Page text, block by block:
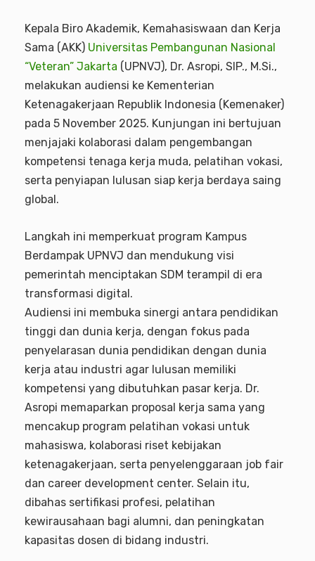
Kepala Biro Akademik, Kemahasiswaan dan Kerja
Sama (AKK) Universitas Pembangunan Nasional
“Veteran” Jakarta (UPNVJ), Dr. Asropi, SIP., M.Si.,
melakukan audiensi ke Kementerian
Ketenagakerjaan Republik Indonesia (Kemenaker)
pada 5 November 2025. Kunjungan ini bertujuan
menjajaki kolaborasi dalam pengembangan
kompetensi tenaga kerja muda, pelatihan vokasi,
serta penyiapan lulusan siap kerja berdaya saing
global.
Langkah ini memperkuat program Kampus
Berdampak UPNVJ dan mendukung visi
pemerintah menciptakan SDM terampil di era
transformasi digital.
Audiensi ini membuka sinergi antara pendidikan
tinggi dan dunia kerja, dengan fokus pada
penyelarasan dunia pendidikan dengan dunia
kerja atau industri agar lulusan memiliki
kompetensi yang dibutuhkan pasar kerja. Dr.
Asropi memaparkan proposal kerja sama yang
mencakup program pelatihan vokasi untuk
mahasiswa, kolaborasi riset kebijakan
ketenagakerjaan, serta penyelenggaraan job fair
dan career development center. Selain itu,
dibahas sertifikasi profesi, pelatihan
kewirausahaan bagi alumni, dan peningkatan
kapasitas dosen di bidang industri.